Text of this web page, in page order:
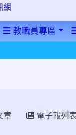
教職員專區
章 電子報列表